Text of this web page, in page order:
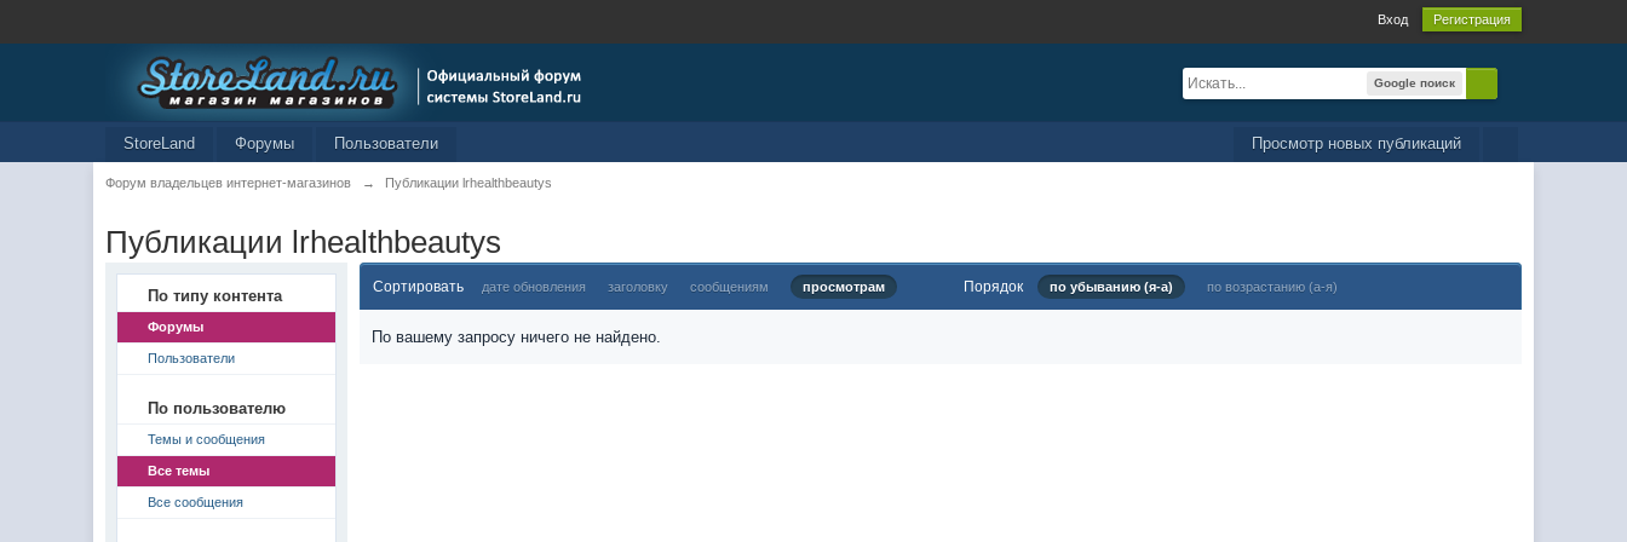
Вход Регистрация
Google поиск
Просмотр новых публикаций
StoreLand Форумы Пользователи
Форум владельцев интернет-магазинов → Публикации lrhealthbeautys
Публикации lrhealthbeautys
По типу контента
Форумы
Пользователи
По пользователю
Темы и сообщения
Все темы
Все сообщения
Сортировать дате обновления заголовку сообщениям просмотрам Порядок по убыванию (я-а) по возрастанию (а-я)
По вашему запросу ничего не найдено.